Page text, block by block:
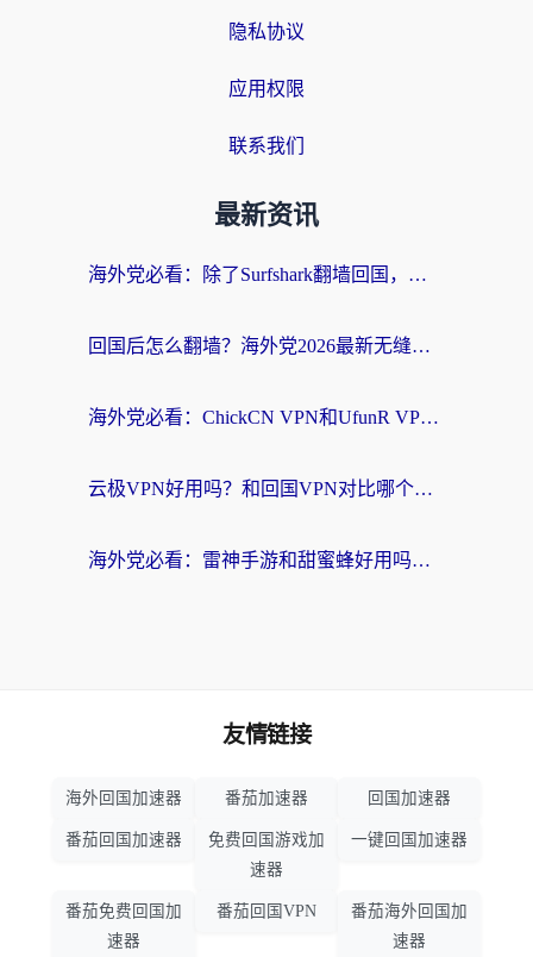
隐私协议
应用权限
联系我们
最新资讯
海外党必看：除了Surfshark翻墙回国，这些加速器选择技巧你真的懂吗？
回国后怎么翻墙？海外党2026最新无缝访问国内资源全攻略（附对比实测）
海外党必看：ChickCN VPN和UfunR VPN对比哪个回国效果更好？附实用选择指南
云极VPN好用吗？和回国VPN对比哪个回国效果更好？海外党亲测避坑指南
海外党必看：雷神手游和甜蜜蜂好用吗？3步选对回国加速器无缝刷国内资源
友情链接
海外回国加速器 番茄加速器 回国加速器
番茄回国加速器
免费回国游戏加
速器
一键回国加速器
番茄免费回国加
速器
番茄回国VPN
番茄海外回国加
速器